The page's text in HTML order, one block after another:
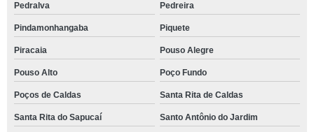
Pedralva Pedreira
Pindamonhangaba Piquete
Piracaia Pouso Alegre
Pouso Alto Poço Fundo
Poços de Caldas Santa Rita de Caldas
Santa Rita do Sapucaí Santo Antônio do Jardim